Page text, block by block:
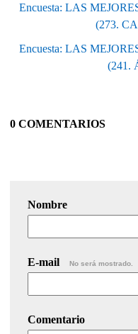
Encuesta: LAS
(273.
Encuesta: LAS
(241.
0 COMENTARIOS
Nombre
E-mail No será mostrado.
Comentario